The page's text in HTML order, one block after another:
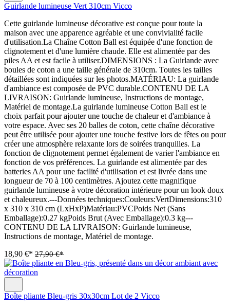
Guirlande lumineuse Vert 310cm Vicco
Cette guirlande lumineuse décorative est conçue pour toute la
maison avec une apparence agréable et une convivialité facile
d'utilisation.La Chaîne Cotton Ball est équipée d'une fonction de
clignotement et d'une lumière chaude. Elle est alimentée par des
piles AA et est facile à utiliser.DIMENSIONS : La Guirlande avec
boules de coton a une taille générale de 310cm. Toutes les tailles
détaillées sont indiquées sur les photos.MATÉRIAU: La guirlande
d'ambiance est composée de PVC durable.CONTENU DE LA
LIVRAISON: Guirlande lumineuse, Instructions de montage,
Matériel de montage.La guirlande lumineuse Cotton Ball est le
choix parfait pour ajouter une touche de chaleur et d'ambiance à
votre espace. Avec ses 20 balles de coton, cette chaîne décorative
peut être utilisée pour ajouter une touche festive lors de fêtes ou pour
créer une atmosphère relaxante lors de soirées tranquilles. La
fonction de clignotement permet également de varier l'ambiance en
fonction de vos préférences. La guirlande est alimentée par des
batteries AA pour une facilité d'utilisation et est livrée dans une
longueur de 70 à 100 centimètres. Ajoutez cette magnifique
guirlande lumineuse à votre décoration intérieure pour un look doux
et chaleureux.---Données techniques:Couleurs:VertDimensions:310
x 310 x 310 cm (LxHxP)Matériau:PVCPoids Net (Sans
Emballage):0.27 kgPoids Brut (Avec Emballage):0.3 kg---
CONTENU DE LA LIVRAISON: Guirlande lumineuse,
Instructions de montage, Matériel de montage.
18,90 €* 27,90 €*
Boîte pliante Bleu-gris 30x30cm Lot de 2 Vicco